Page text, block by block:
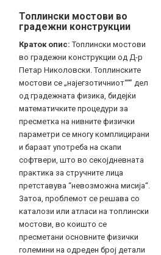
Топлински мостови во
градежни конструкции
Краток опис: Топлински мостови
во градежни конструкции од Д-р
Петар Николовски. Топлинските
мостови се „најегзотичниот““” дел
од градежната физика, бидејќи
математичките процедури за
пресметка на нивните физички
параметри се многу комплицирани
и бараат употреба на скапи
софтвери, што во секојдневната
практика за стручните лица
претставува “невозможна мисија“.
Затоа, проблемот се решава со
каталози или атласи на топлински
мостови, во коишто се
пресметани основните физички
големини на одреден број детали